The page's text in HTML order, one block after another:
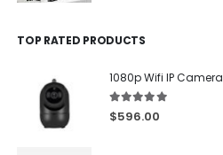
TOP RATED PRODUCTS
1080p Wifi IP Camera
5.00out of 5
$596.00